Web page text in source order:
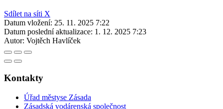
Sdílet na síti X
Datum vložení: 25. 11. 2025 7:22
Datum poslední aktualizace: 1. 12. 2025 7:23
Autor: Vojtěch Havlíček
Kontakty
Úřad městyse Zásada
Zásadská vodárenská společnost